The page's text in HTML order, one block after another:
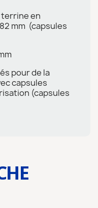
terrine en
mm (capsules
pour de la
capsules
(capsules